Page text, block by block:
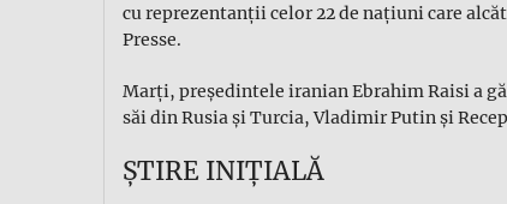
cu reprezentanţii celor 22 de naţiuni care
Presse.
Marţi, preşedintele iranian Ebrahim Raisi a
săi din Rusia şi Turcia, Vladimir Putin şi
ȘTIRE INIȚIALĂ